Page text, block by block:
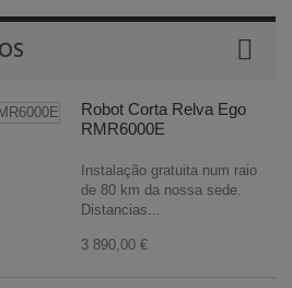
Robot Corta Relva Ego
RMR6000E
Instalação gratuita num raio
de 80 km da nossa sede.
Distancias...
3 890,00 €